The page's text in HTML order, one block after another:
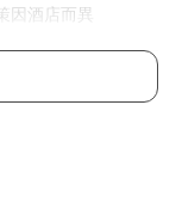
因酒店而異